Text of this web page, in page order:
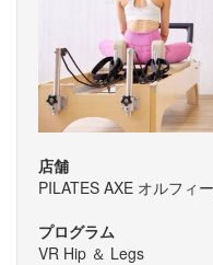
店舗
PILATES AXE オルフィ
プログラム
VR Hip ＆ Legs